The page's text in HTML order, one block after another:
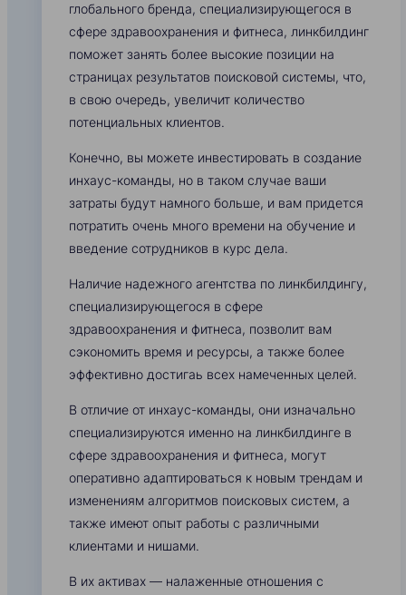
глобального бренда, специализирующегося в
сфере здравоохранения и фитнеса, линкбилдинг
поможет занять более высокие позиции на
страницах результатов поисковой системы, что,
в свою очередь, увеличит количество
потенциальных клиентов.
Конечно, вы можете инвестировать в создание
инхаус-команды, но в таком случае ваши
затраты будут намного больше, и вам придется
потратить очень много времени на обучение и
введение сотрудников в курс дела.
Наличие надежного агентства по линкбилдингу,
специализирующегося в сфере
здравоохранения и фитнеса, позволит вам
сэкономить время и ресурсы, а также более
эффективно достигаь всех намеченных целей.
В отличие от инхаус-команды, они изначально
специализируются именно на линкбилдинге в
сфере здравоохранения и фитнеса, могут
оперативно адаптироваться к новым трендам и
изменениям алгоритмов поисковых систем, а
также имеют опыт работы с различными
клиентами и нишами.
В их активах — налаженные отношения с